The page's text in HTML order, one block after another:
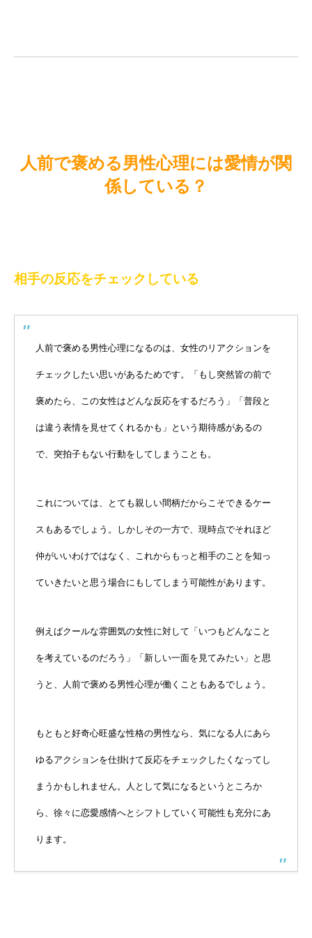
人前で褒める男性心理には愛情が関
係している？
相手の反応をチェックしている
人前で褒める男性心理になるのは、女性のリアクションを
チェックしたい思いがあるためです。「もし突然皆の前で
褒めたら、この女性はどんな反応をするだろう」「普段と
は違う表情を見せてくれるかも」という期待感があるの
で、突拍子もない行動をしてしまうことも。
これについては、とても親しい間柄だからこそできるケー
スもあるでしょう。しかしその一方で、現時点でそれほど
仲がいいわけではなく、これからもっと相手のことを知っ
ていきたいと思う場合にもしてしまう可能性があります。
例えばクールな雰囲気の女性に対して「いつもどんなこと
を考えているのだろう」「新しい一面を見てみたい」と思
うと、人前で褒める男性心理が働くこともあるでしょう。
もともと好奇心旺盛な性格の男性なら、気になる人にあら
ゆるアクションを仕掛けて反応をチェックしたくなってし
まうかもしれません。人として気になるというところか
ら、徐々に恋愛感情へとシフトしていく可能性も充分にあ
ります。